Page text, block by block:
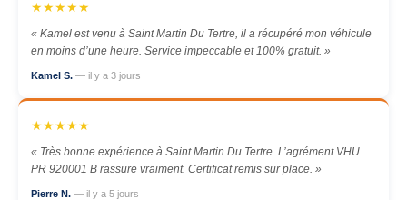
★★★★★
« Kamel est venu à Saint Martin Du Tertre, il a récupéré mon véhicule
en moins d’une heure. Service impeccable et 100% gratuit. »
Kamel S. — il y a 3 jours
★★★★★
« Très bonne expérience à Saint Martin Du Tertre. L’agrément VHU
PR 920001 B rassure vraiment. Certificat remis sur place. »
Pierre N. — il y a 5 jours